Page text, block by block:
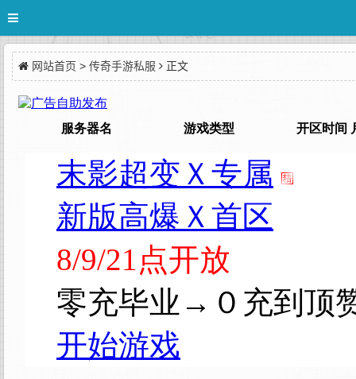
网站首页 > 传奇手游私服 正文